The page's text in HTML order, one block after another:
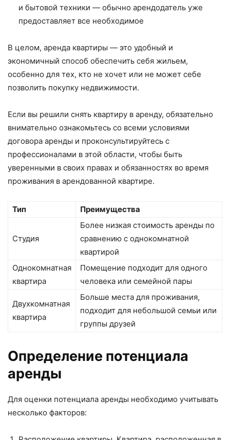
и бытовой техники — обычно арендодатель уже
предоставляет все необходимое
В целом, аренда квартиры — это удобный и
экономичный способ обеспечить себя жильем,
особенно для тех, кто не хочет или не может себе
позволить покупку недвижимости.
Если вы решили снять квартиру в аренду, обязательно
внимательно ознакомьтесь со всеми условиями
договора аренды и проконсультируйтесь с
профессионалами в этой области, чтобы быть
уверенными в своих правах и обязанностях во время
проживания в арендованной квартире.
Тип Преимущества
Студия
Более низкая стоимость аренды по
сравнению с однокомнатной
квартирой
Однокомнатная
квартира
Помещение подходит для одного
человека или семейной пары
Двухкомнатная
квартира
Больше места для проживания,
подходит для небольшой семьи или
группы друзей
Определение потенциала
аренды
Для оценки потенциала аренды необходимо учитывать
несколько факторов: